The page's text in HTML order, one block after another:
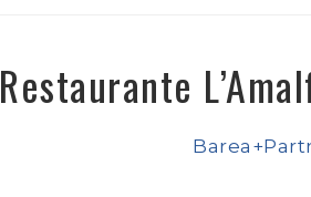
Restaurante